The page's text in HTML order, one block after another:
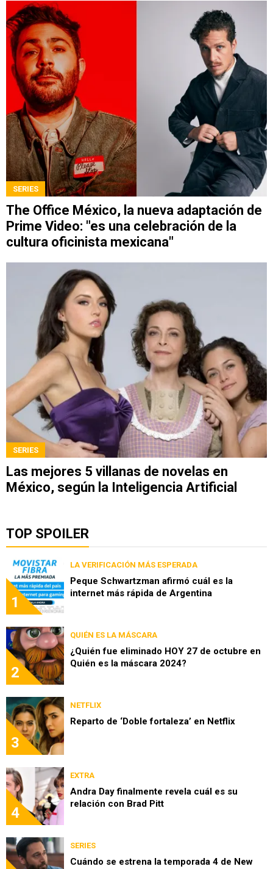
SERIES
The Office México, la nueva adaptación de
Prime Video: "es una celebración de la
cultura oficinista mexicana"
SERIES
Las mejores 5 villanas de novelas en
México, según la Inteligencia Artificial
TOP SPOILER
1
LA VERIFICACIÓN MÁS ESPERADA
Peque Schwartzman afirmó cuál es la
internet más rápida de Argentina
2
QUIÉN ES LA MÁSCARA
¿Quién fue eliminado HOY 27 de octubre en
Quién es la máscara 2024?
3
NETFLIX
Reparto de ‘Doble fortaleza’ en Netflix
4
EXTRA
Andra Day finalmente revela cuál es su
relación con Brad Pitt
SERIES
Cuándo se estrena la temporada 4 de New